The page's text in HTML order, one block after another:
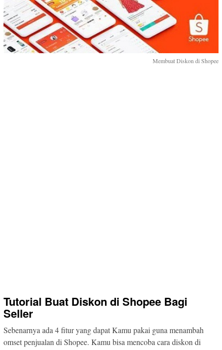
Membuat Diskon di Shopee
Tutorial Buat Diskon di Shopee Bagi
Seller
Sebenarnya ada 4 fitur yang dapat Kamu pakai guna menambah
omset penjualan di Shopee. Kamu bisa mencoba cara diskon di